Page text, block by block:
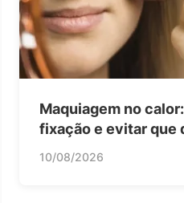
Maquiagem no
fixação e evitar que
10/08/2026